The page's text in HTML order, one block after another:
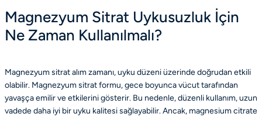
Magnezyum Sitrat Uykusuzluk İçin
Ne Zaman Kullanılmalı?
Magnezyum sitrat alım zamanı, uyku düzeni üzerinde doğrudan etkili
olabilir. Magnezyum sitrat formu, gece boyunca vücut tarafından
yavaşça emilir ve etkilerini gösterir. Bu nedenle, düzenli kullanım, uzun
vadede daha iyi bir uyku kalitesi sağlayabilir. Ancak, magnesium citrate